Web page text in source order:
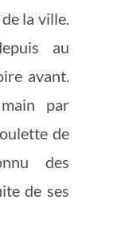
la ville.
au
avant.
par
de
des
de ses